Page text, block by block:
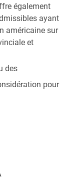
également
ayant
américaine sur
et
des
pour